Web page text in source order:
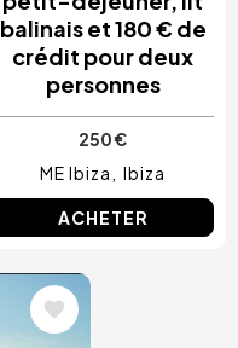
balinais et 180 € de
crédit pour deux
personnes
250 €
ME Ibiza
Ibiza
ACHETER